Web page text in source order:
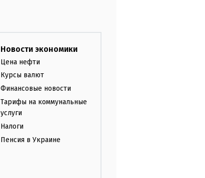
Новости экономики
Цена нефти
Курсы валют
Финансовые новости
Тарифы на коммунальные
услуги
Налоги
Пенсия в Украине